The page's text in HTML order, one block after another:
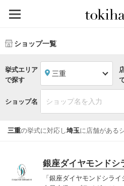
ショップ一覧
挙式エリア
で探す
三重
ショップ名
三重の挙式に対応し埼玉に店舗がある
銀座ダイヤモンドシ
「銀座ダイヤモンドシラ